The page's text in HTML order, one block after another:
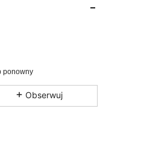
ponowny
Obserwuj